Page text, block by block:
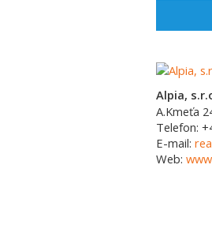
Alpia,
A.Kmeťa
Telefon:
E-mail:
Web: